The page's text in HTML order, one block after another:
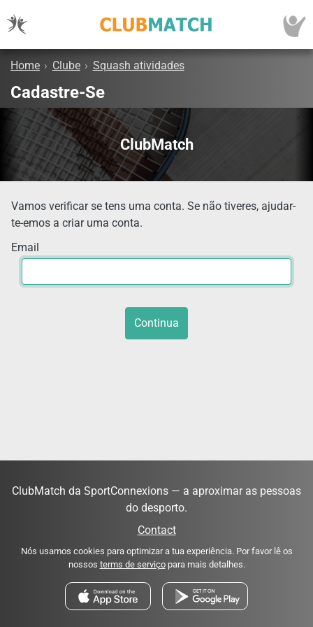
Home › Clube › Squash atividades
Cadastre-Se
ClubMatch
Vamos verificar se tens uma conta. Se não tiveres, ajudar-
te-emos a criar uma conta.
Email
Continua
ClubMatch da SportConnexions — a aproximar as pessoas
do desporto.
Contact
Nós usamos cookies para optimizar a tua experiência. Por favor lê os
nossos terms de serviçopara mais detalhes.